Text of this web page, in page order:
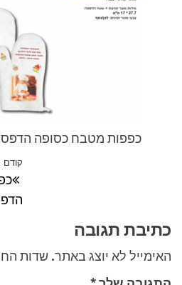
כפפות מטבח כסופה
קודם
כתיבת תגובה
האימייל לא יוצג באתר. שדות